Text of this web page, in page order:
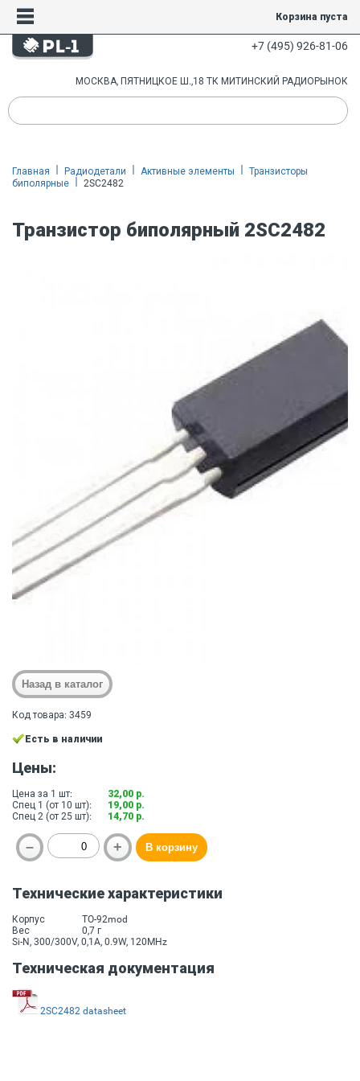
Корзина пуста
+7 (495) 926-81-06
МОСКВА, ПЯТНИЦКОЕ Ш.,18 ТК МИТИНСКИЙ РАДИОРЫНОК
Главная Радиодетали Активные элементы
Транзисторы
биполярные
2SC2482
Транзистор биполярный 2SC2482
Код товара: 3459
Есть в наличии
Цены:
Цена за 1 шт:
32,00 р.
Спец 1 (от 10 шт):
19,00 р.
Спец 2 (от 25 шт):
14,70 р.
Технические характеристики
Корпус
TO-92mod
Вес
0,7 г
Si-N, 300/300V, 0,1A, 0.9W, 120MHz
Техническая документация
2SC2482 datasheet